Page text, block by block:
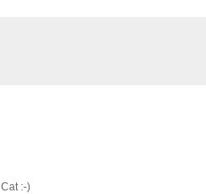
:-)